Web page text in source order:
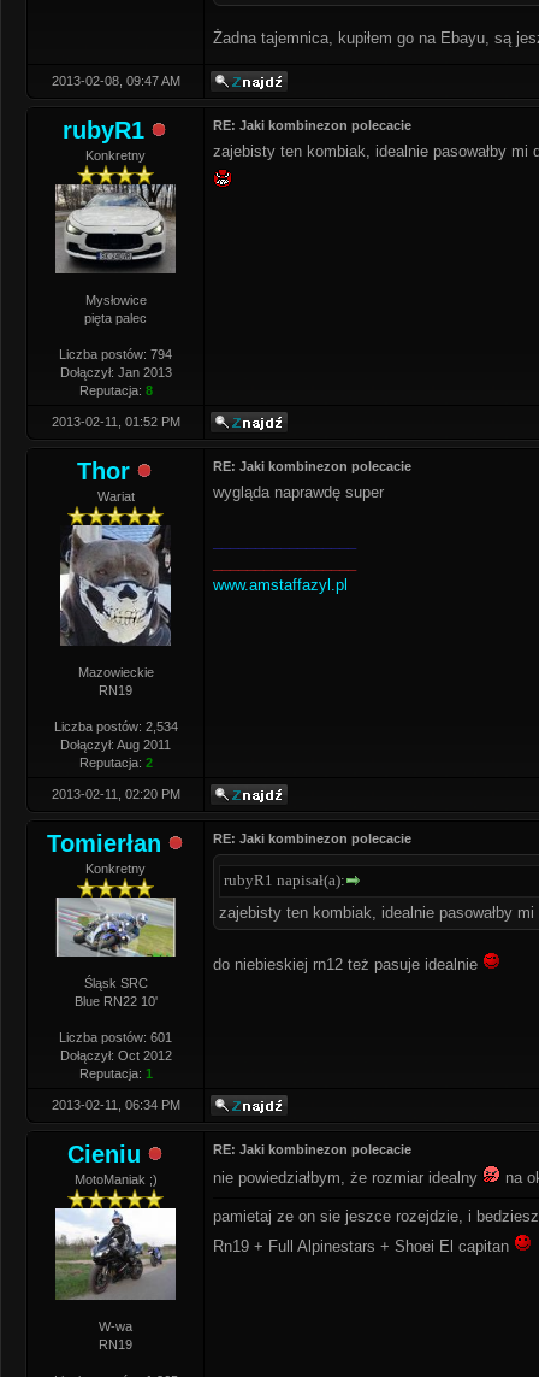
Żadna tajemnica, kupiłem go na Ebayu, są
2013-02-08, 09:47 AM
rubyR1
Konkretny
Mysłowice
pięta palec
Liczba postów: 794
Dołączył: Jan 2013
Reputacja: 8
RE: Jaki kombinezon polecacie
zajebisty ten kombiak, idealnie pasowałby
2013-02-11, 01:52 PM
Thor
Wariat
Mazowieckie
RN19
Liczba postów: 2,534
Dołączył: Aug 2011
Reputacja: 2
RE: Jaki kombinezon polecacie
wygląda naprawdę super
www.amstaffazyl.pl
2013-02-11, 02:20 PM
Tomierłan
Konkretny
Śląsk SRC
Blue RN22 10'
Liczba postów: 601
Dołączył: Oct 2012
Reputacja: 1
RE: Jaki kombinezon polecacie
rubyR1 napisał(a):
zajebisty ten kombiak, idealnie pasowałby
do niebieskiej rn12 też pasuje idealnie
2013-02-11, 06:34 PM
Cieniu
MotoManiak ;)
W-wa
RN19
RE: Jaki kombinezon polecacie
nie powiedziałbym, że rozmiar idealny na
pamietaj ze on sie jeszce rozejdzie, i
Rn19 + Full Alpinestars + Shoei El capitan